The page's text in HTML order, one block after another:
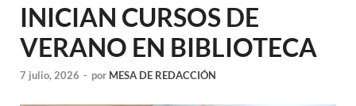
INICIAN CURSOS DE
VERANO EN BIBLIOTECA
7 julio, 2026 - por MESA DE REDACCIÓN